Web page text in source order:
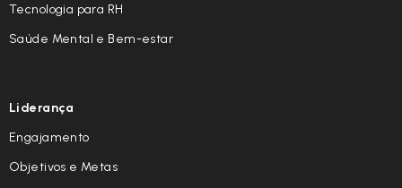
Tecnologia para RH
Saúde Mental e Bem-estar
Liderança
Engajamento
Objetivos e Metas